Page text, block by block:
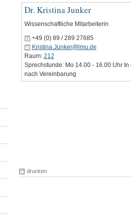
Dr. Kristina Junker
Wissenschaftliche Mitarbeiterin
+49 (0) 89 / 289 27685
Kristina.Junker@lmu.de
Raum: 212
Sprechstunde: Mo 14.00 - 16.00 Uhr
nach Vereinbarung
drucken